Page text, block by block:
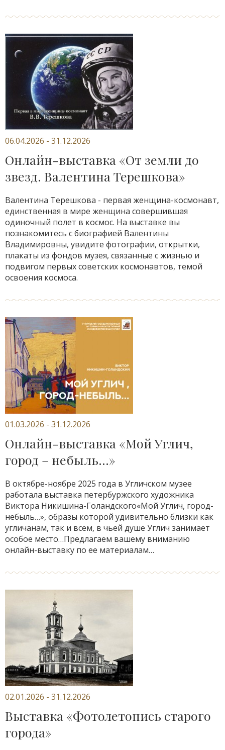
06.04.2026 - 31.12.2026
Онлайн-выставка «От земли до
звезд. Валентина Терешкова»
Валентина Терешкова - первая женщина-космонавт,
единственная в мире женщина совершившая
одиночный полет в космос. На выставке вы
познакомитесь с биографией Валентины
Владимировны, увидите фотографии, открытки,
плакаты из фондов музея, связанные с жизнью и
подвигом первых советских космонавтов, темой
освоения космоса.
01.03.2026 - 31.12.2026
Онлайн-выставка «Мой Углич,
город – небыль…»
В октябре-ноябре 2025 года в Угличском музее
работала выставка петербуржского художника
Виктора Никишина-Голандского«Мой Углич, город-
небыль…», образы которой удивительно близки как
угличанам, так и всем, в чьей душе Углич занимает
особое место…Предлагаем вашему вниманию
онлайн-выставку по ее материалам…
02.01.2026 - 31.12.2026
Выставка «Фотолетопись старого
города»